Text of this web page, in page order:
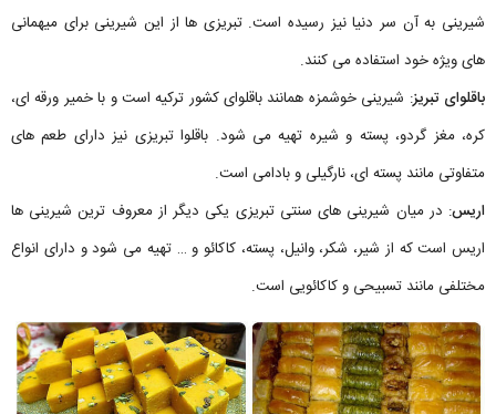
شیرینی به آن سر دنیا نیز رسیده است. تبریزی ها از این شیرینی برای میهمانی
های ویژه خود استفاده می کنند.
باقلوای تبریز: شیرینی خوشمزه همانند باقلوای کشور ترکیه است و با خمیر ورقه ای،
کره، مغز گردو، پسته و شیره تهیه می شود. باقلوا تبریزی نیز دارای طعم های
متفاوتی مانند پسته ای، نارگیلی و بادامی است.
اریس: در میان شیرینی های سنتی تبریزی یکی دیگر از معروف ترین شیرینی ها
اریس است که از شیر، شکر، وانیل، پسته، کاکائو و … تهیه می شود و دارای انواع
مختلفی مانند تسبیحی و کاکائویی است.